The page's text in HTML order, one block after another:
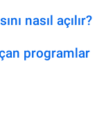
nasıl açılır?
programlar